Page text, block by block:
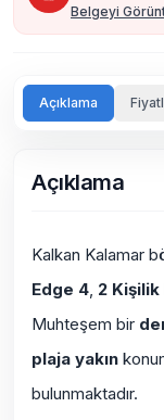
Belgeyi
Açıklama
Açıklama
Kalkan Kalamar
Edge 4, 2 Kişilik
Muhteşem bir
plaja yakın
bulunmaktadır.